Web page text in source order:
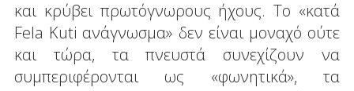
και κρύβει πρωτόγνωρους ήχους. Το «κατά
Fela Kuti ανάγνωσμα» δεν είναι μοναχό ούτε
και τώρα, τα πνευστά συνεχίζουν να
συμπεριφέρονται ως «φωνητικά», τα